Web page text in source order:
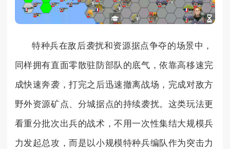
特种兵在敌后袭扰和资源据点争夺的场景中，
同样拥有直面零散驻防部队的底气，依靠高移速完
成快速奔袭，打完之后迅速撤离战场，完成对敌方
野外资源矿点、分城据点的持续袭扰。这类玩法更
看重分批次出兵的战术，不用一次性集结大规模兵
力发起总攻，而是以小规模特种兵编队作为突击力